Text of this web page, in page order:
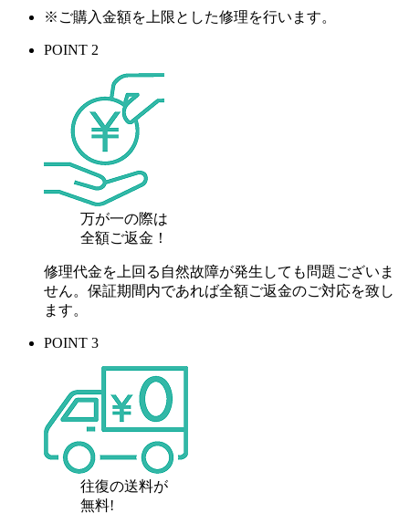
※ご購入金額を上限とした修理を行います。
POINT 2
万が一の際は
全額ご返金！
修理代金を上回る自然故障が発生しても問題ございま
せん。保証期間内であれば全額ご返金のご対応を致し
ます。
POINT 3
往復の送料が
無料!